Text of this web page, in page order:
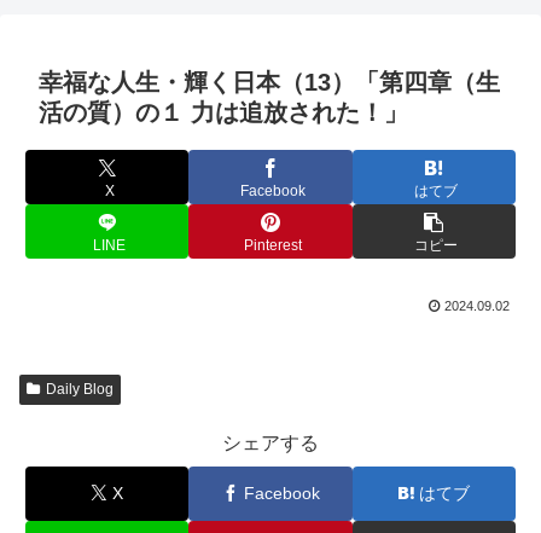
幸福な人生・輝く日本（13）「第四章（生
活の質）の１ 力は追放された！」
X Facebook はてブ
LINE Pinterest コピー
2024.09.02
Daily Blog
シェアする
X Facebook はてブ